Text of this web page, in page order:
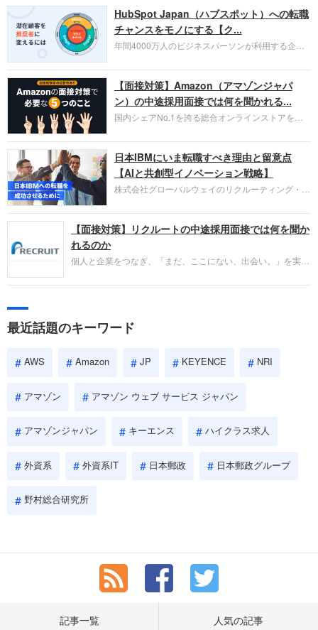
HubSpot Japan（ハブスポット）への転職
チャンスをモノにする【ク...
年間4000万人のビジネスパーソンが利用する企業
お勧めするイチオシ企業をご紹介します。今回はク
ラウド型CRMプラットフォームを提供する
HubSpot Japan（ハブスポット・ジャパン）株式会
社です。採用面接対策の企業研究にご活用くださ
い。
【面接対策】Amazon（アマゾンジャパ
ン）の中途採用面接では何を聞かれる...
国内シェアNo.1を誇る総合オンラインストアを運
圧倒的な存在感を持つAmazon。中途採用面接では
過去の具体的な業務成果やリーダーシップの発揮、
失敗からの学びが重視され、人間性やカルチャーフ
ィットも評価対象となり、長期的に成長できる仲間
であるかを多角的に審査されます。
日本IBMにいま転職すべき理由と留意点
【AIと共創型イノベーション戦略】
株式会社グローバルウェイのリクルーティング・パ
パーソンが利用する企業口コミサイト「キャリコ
ネ」の転職エージェントがお勧めするイチオシ企業
IBMです。採用面接対策の企業研究にご活用くださ
い。
【面接対策】リクルートの中途採用面接では何を聞か
れるのか
個人と企業をつなぎ、「まだ、ここにない、出会い。」を実現
やこれまでの成果を具体的に問われるほか、「人間性」も評価
しょう。
最近話題のキーワード
AWS Amazon JP KEYENCE NRI
アマゾン アマゾン ウェブ サービス ジャパン
アマゾンジャパン キーエンス ハイクラス求人
外資系 外資系IT 日本郵政 日本郵政グループ
野村総合研究所
記事一覧 人気の記事